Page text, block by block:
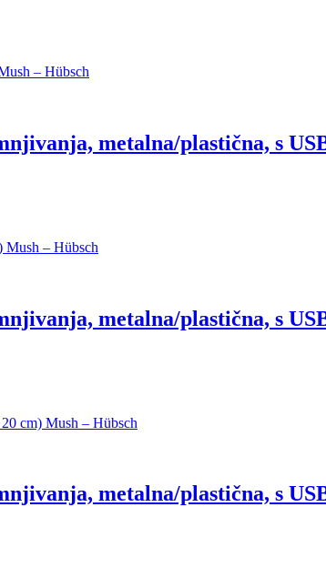
metalna/plastična, s
metalna/plastična, s
metalna/plastična, s